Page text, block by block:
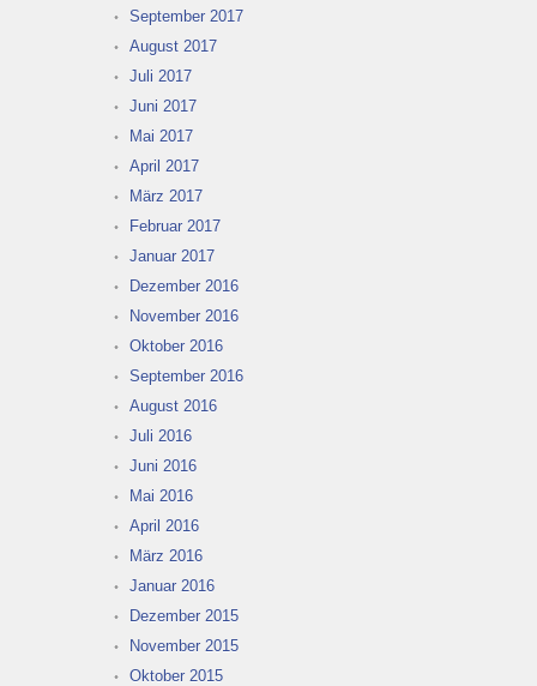
September 2017
August 2017
Juli 2017
Juni 2017
Mai 2017
April 2017
März 2017
Februar 2017
Januar 2017
Dezember 2016
November 2016
Oktober 2016
September 2016
August 2016
Juli 2016
Juni 2016
Mai 2016
April 2016
März 2016
Januar 2016
Dezember 2015
November 2015
Oktober 2015